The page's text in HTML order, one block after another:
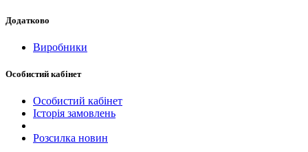
Додатково
Виробники
Особистий кабінет
Особистий кабінет
Історія замовлень
Розсилка новин